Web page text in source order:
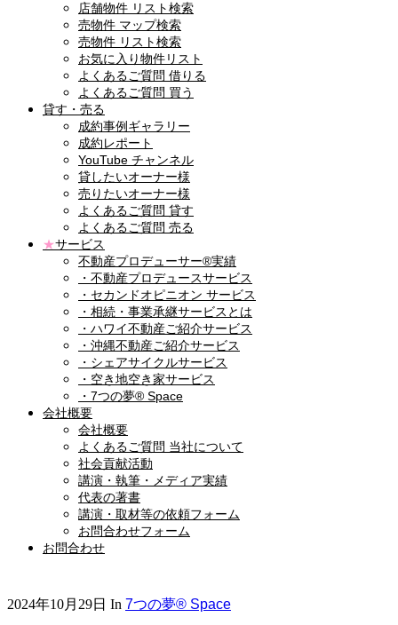
店舗物件 リスト検索
売物件 マップ検索
売物件 リスト検索
お気に入り物件リスト
よくあるご質問 借りる
よくあるご質問 買う
貸す・売る
成約事例ギャラリー
成約レポート
YouTube チャンネル
貸したいオーナー様
売りたいオーナー様
よくあるご質問 貸す
よくあるご質問 売る
★サービス
不動産プロデューサー®実績
・不動産プロデュースサービス
・セカンドオピニオン サービス
・相続・事業承継サービスとは
・ハワイ不動産ご紹介サービス
・沖縄不動産ご紹介サービス
・シェアサイクルサービス
・空き地空き家サービス
・7つの夢® Space
会社概要
会社概要
よくあるご質問 当社について
社会貢献活動
講演・執筆・メディア実績
代表の著書
講演・取材等の依頼フォーム
お問合わせフォーム
お問合わせ
2024年10月29日 In 7つの夢® Space